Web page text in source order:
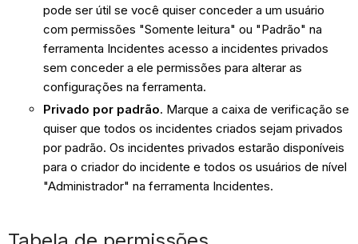
pode ser útil se você quiser conceder a um usuário
com permissões "Somente leitura" ou "Padrão" na
ferramenta Incidentes acesso a incidentes privados
sem conceder a ele permissões para alterar as
configurações na ferramenta.
Privado por padrão. Marque a caixa de verificação se
quiser que todos os incidentes criados sejam privados
por padrão. Os incidentes privados estarão disponíveis
para o criador do incidente e todos os usuários de nível
"Administrador" na ferramenta Incidentes.